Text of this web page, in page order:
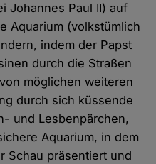
Johannes Paul II) auf
Aquarium (volkstümlich
indem der Papst
durch die Straßen
möglichen weiteren
durch sich küssende
und Lesbenpärchen,
Aquarium, in dem
Schau präsentiert und